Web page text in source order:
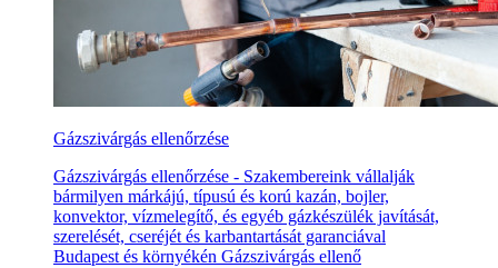
Gázszivárgás ellenőrzése
Gázszivárgás ellenőrzése - Szakembereink vállalják
bármilyen márkájú, típusú és korú kazán, bojler,
konvektor, vízmelegítő, és egyéb gázkészülék javítását,
szerelését, cseréjét és karbantartását garanciával
Budapest és környékén Gázszivárgás ellenő